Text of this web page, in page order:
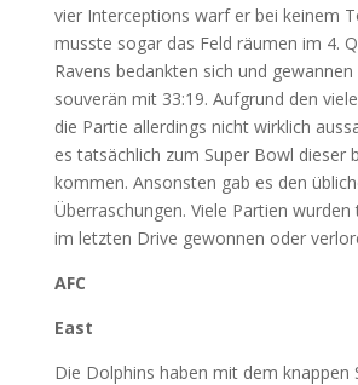
vier Interceptions warf er bei keinem
musste sogar das Feld räumen im 4.
Ravens bedankten sich und
souverän mit 33:19. Aufgrund den
die Partie allerdings nicht wirklich
es tatsächlich zum Super Bowl dieser
kommen. Ansonsten gab es den
Überraschungen. Viele Partien
im letzten Drive gewonnen oder
AFC
East
Die Dolphins haben mit dem knappen